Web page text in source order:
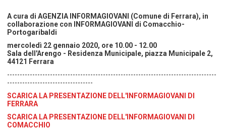
Coordinamento Provinciale Ferrarese Informagiovani
SOCIALE
A cura di AGENZIA INFORMAGIOVANI (Comune di Ferrara), in
collaborazione con INFORMAGIOVANI di Comacchio-
Portogaribaldi
mercoledì 22 gennaio 2020, ore 10.00 - 12.00
Sala dell'Arengo - Residenza Municipale, piazza Municipale 2,
44121 Ferrara
-----------------------------------------------------------------------------------
----------------------------------
SCARICA LA PRESENTAZIONE DELL'INFORMAGIOVANI DI
FERRARA
SCARICA LA PRESENTAZIONE DELL'INFORMAGIOVANI DI
COMACCHIO